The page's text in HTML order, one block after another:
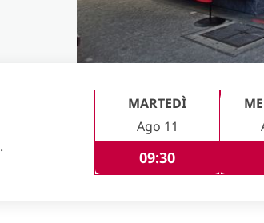
.
MARTEDÌ
Ago 11
09:30